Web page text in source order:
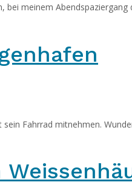
meinem
Fahrrad mitnehmen.